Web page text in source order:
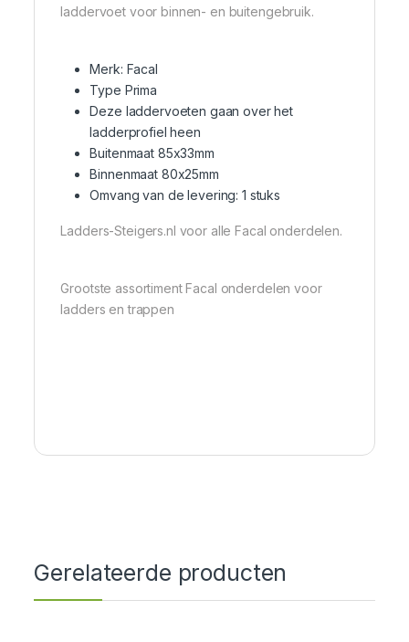
laddervoet voor binnen- en buitengebruik.
Merk: Facal
Type Prima
Deze laddervoeten gaan over het
ladderprofiel heen
Buitenmaat 85x33mm
Binnenmaat 80x25mm
Omvang van de levering: 1 stuks
Ladders-Steigers.nl voor alle Facal onderdelen.
Grootste assortiment Facal onderdelen voor
ladders en trappen
Gerelateerde producten